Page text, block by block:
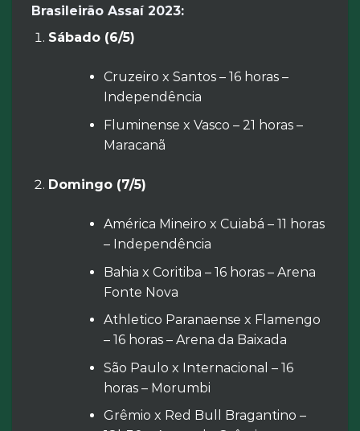
Brasileirão Assaí 2023:
Sábado (6/5)
Cruzeiro x Santos – 16 horas –
Independência
Fluminense x Vasco – 21 horas –
Maracanã
Domingo (7/5)
América Mineiro x Cuiabá – 11 horas
– Independência
Bahia x Coritiba – 16 horas – Arena
Fonte Nova
Athletico Paranaense x Flamengo
– 16 horas – Arena da Baixada
São Paulo x Internacional – 16
horas – Morumbi
Grêmio x Red Bull Bragantino –